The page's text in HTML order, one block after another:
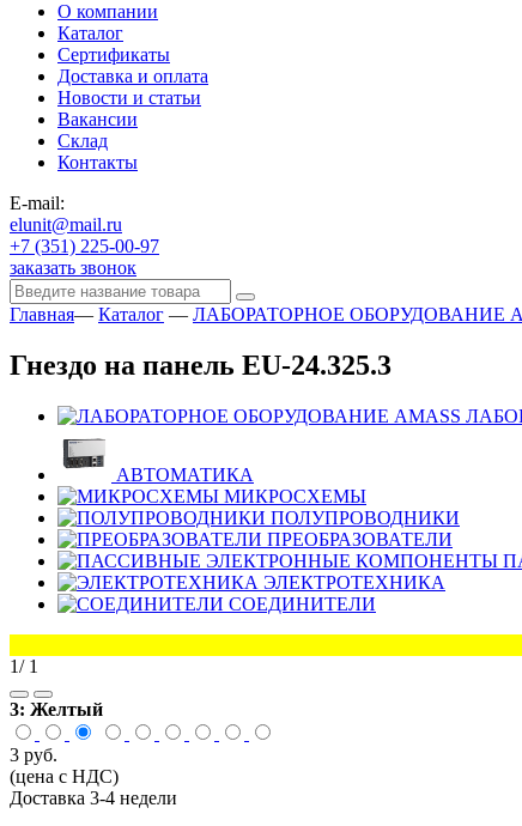
О компании
Каталог
Сертификаты
Доставка и оплата
Новости и статьи
Вакансии
Склад
Контакты
E-mail:
elunit@mail.ru
+7 (351) 225-00-97
заказать звонок
Главная— Каталог — ЛАБОРАТОРНОЕ ОБОРУДОВАНИЕ
Гнездо на панель EU-24.325.3
АВТОМАТИКА
МИКРОСХЕМЫ
ПОЛУПРОВОДНИКИ
ПРЕОБРАЗОВАТЕЛИ
ЭЛЕКТРОТЕХНИКА
СОЕДИНИТЕЛИ
1/ 1
3: Желтый
3 руб.
(цена с НДС)
Доставка 3-4 недели